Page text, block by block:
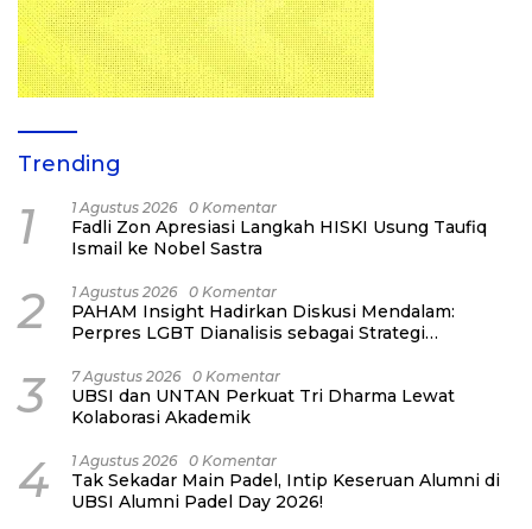
Trending
1 1 Agustus 2026 0 Komentar
Fadli Zon Apresiasi Langkah HISKI Usung Taufiq
Ismail ke Nobel Sastra
2 1 Agustus 2026 0 Komentar
PAHAM Insight Hadirkan Diskusi Mendalam:
Perpres LGBT Dianalisis sebagai Strategi
3 7 Agustus 2026 0 Komentar
UBSI dan UNTAN Perkuat Tri Dharma Lewat
Kolaborasi Akademik
4 1 Agustus 2026 0 Komentar
Tak Sekadar Main Padel, Intip Keseruan Alumni di
UBSI Alumni Padel Day 2026!